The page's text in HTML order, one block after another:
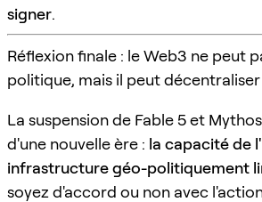
signer.
Réflexion finale : le Web3 ne peut
politique, mais il peut
La suspension de Fable 5 et
d'une nouvelle ère : la capacité de
infrastructure géo-politiquement
soyez d'accord ou non avec